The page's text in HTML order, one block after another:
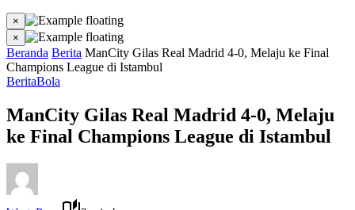
×
×
Beranda Berita ManCity Gilas Real Madrid 4-0, Melaju ke Final
Champions League di Istambul
BeritaBola
ManCity Gilas Real Madrid 4-0, Melaju
ke Final Champions League di Istambul